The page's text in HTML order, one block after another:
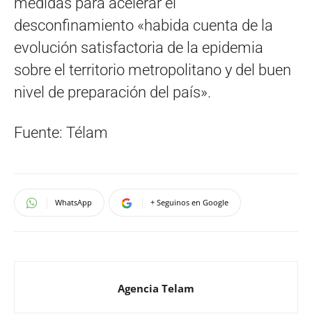
desconfinamiento «habida cuenta de la
evolución satisfactoria de la epidemia
sobre el territorio metropolitano y del buen
nivel de preparación del país».
Fuente: Télam
WhatsApp + Seguinos en Google
Agencia Telam